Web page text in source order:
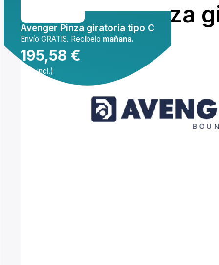
Avenger Pinza giratoria tipo C
Envío GRATIS. Recíbelo mañana.
195,58 €
(IVA incl.)
Avenger Pinza